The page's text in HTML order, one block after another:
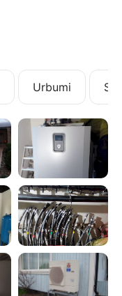
Urbumi